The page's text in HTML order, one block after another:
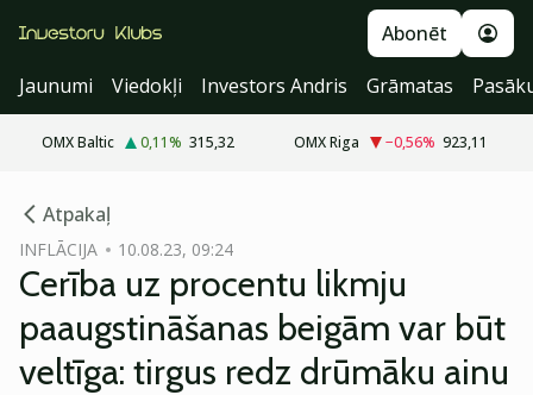
Abonēt
Jaunumi
Viedokļi Investors Andris Grāmatas
OMX Baltic 0,11% 315,32 OMX Riga −0,56% 923,11
Atpakaļ
INFLĀCIJA 10.08.23, 09:24
Cerība uz procentu likmju
paaugstināšanas beigām var būt
veltīga: tirgus redz drūmāku ainu